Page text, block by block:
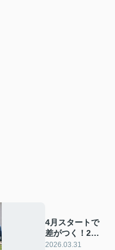
4月スタートで
差がつく！20
代・30代の家
2026.03.31